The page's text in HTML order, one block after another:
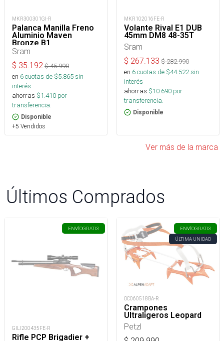
MKR300301GI-R
Palanca Manilla Freno
Aluminio Maven
Bronze B1
Sram
$ 35.192 $45.990
en 6cuotas de $5.865sin
interés
ahorras $1.410 por
transferencia.
Disponible
+5 Vendidos
MKR102016FE-R
Volante Rival E1 DUB
45mm DM8 48-35T
Sram
$ 267.133 $282.990
en 6cuotas de $44.522sin
interés
ahorras $10.690 por
transferencia.
Disponible
Ver más de la marca
Últimos Comprados
ENVÍOGRATIS
GILI200435FE-R
Rifle PCP Brigadier +
ENVÍOGRATIS
ÚLTIMA UNIDAD
OC060518BA-R
Crampones
Ultraligeros Leopard
Petzl